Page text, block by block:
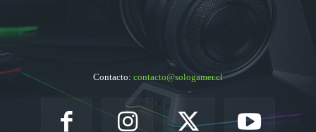
Contacto: contacto@sologamer.cl